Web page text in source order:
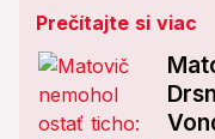
Prečítajte si viac